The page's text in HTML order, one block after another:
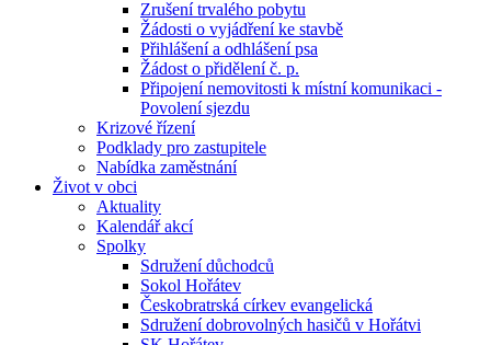
Zrušení trvalého pobytu
Žádosti o vyjádření ke stavbě
Přihlášení a odhlášení psa
Žádost o přidělení č. p.
Připojení nemovitosti k místní komunikaci -
Povolení sjezdu
Krizové řízení
Podklady pro zastupitele
Nabídka zaměstnání
Život v obci
Aktuality
Kalendář akcí
Spolky
Sdružení důchodců
Sokol Hořátev
Českobratrská církev evangelická
Sdružení dobrovolných hasičů v Hořátvi